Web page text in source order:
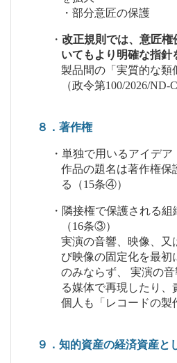
・部分意匠の保護
・改正規則では、意匠権
いてもより明確な指針
製品間の「実質的な類
（政令第100/2026/ND-
８．著作権
・単独で用いるアイデア
作品の題名は著作権保
る（15条④）
・隣接権で保護される
（16条③）
実演の音響、映像、又
び映像の固定化を最初
のみならず、 実演の
る媒体で再現したり、
個人も「レコードの製
９．知的資産の経済資産と